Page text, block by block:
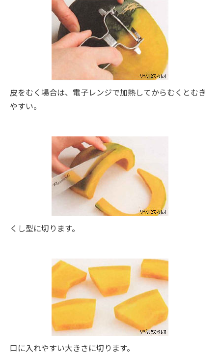
皮をむく場合は、電子レンジで加熱してからむくとむき
やすい。
くし型に切ります。
口に入れやすい大きさに切ります。